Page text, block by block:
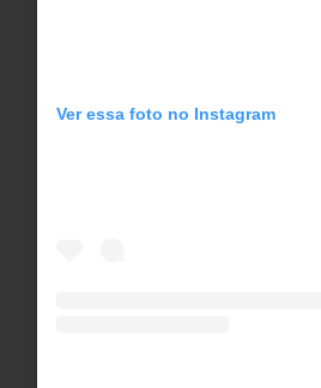
Ver essa foto no Instagram